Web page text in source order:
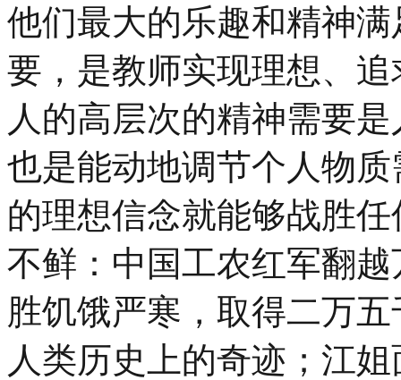
他们最大的乐趣和精神
要，是教师实现理想、
人的高层次的精神需要
也是能动地调节个人物
的理想信念就能够战胜
不鲜：中国工农红军翻
胜饥饿严寒，取得二万
人类历史上的奇迹；江